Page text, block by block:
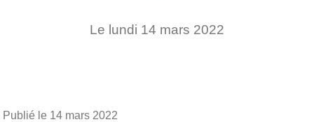
Le lundi 14 mars 2022
Publié le 14 mars 2022